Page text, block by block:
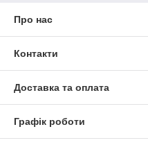
Про нас
Контакти
Доставка та оплата
Графік роботи